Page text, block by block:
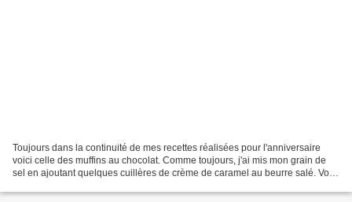
Toujours dans la continuité de mes recettes réalisées pour l'anniversaire
voici celle des muffins au chocolat. Comme toujours, j'ai mis mon grain de
sel en ajoutant quelques cuillères de crème de caramel au beurre salé. Voici